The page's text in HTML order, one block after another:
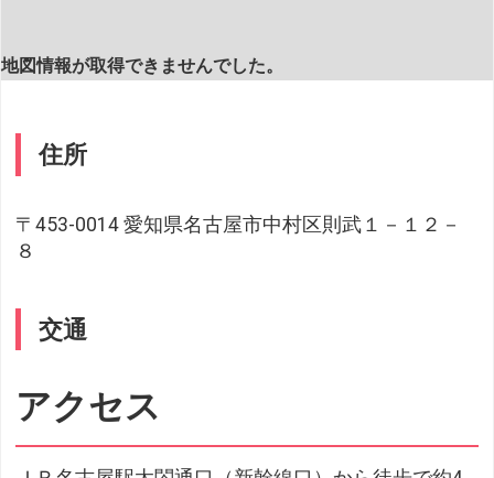
地図情報が取得できませんでした。
住所
〒453-0014 愛知県名古屋市中村区則武１－１２－
８
交通
アクセス